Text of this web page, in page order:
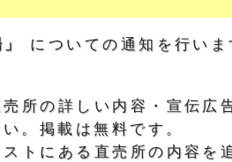
」 についての通知を行いま
所の詳しい内容・宣伝広
。掲載は無料です。
トにある直売所の内容を